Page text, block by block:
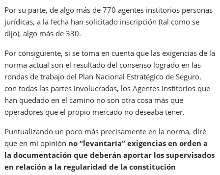
Por su parte, de algo más de 770 agentes institorios personas
jurídicas, a la fecha han solicitado inscripción (tal como se
dijo), algo más de 330.
Por consiguiente, si se toma en cuenta que las exigencias de la
norma actual son el resultado del consenso logrado en las
rondas de trabajo del Plan Nacional Estratégico de Seguro,
con todas las partes involucradas, los Agentes Institorios que
han quedado en el camino no son otra cosa más que
operadores que el propio mercado no deseaba tener.
Puntualizando un poco más precisamente en la norma, diré
que en mi opinión no “levantaría” exigencias en orden a
la documentación que deberán aportar los supervisados
en relación a la regularidad de la constitución